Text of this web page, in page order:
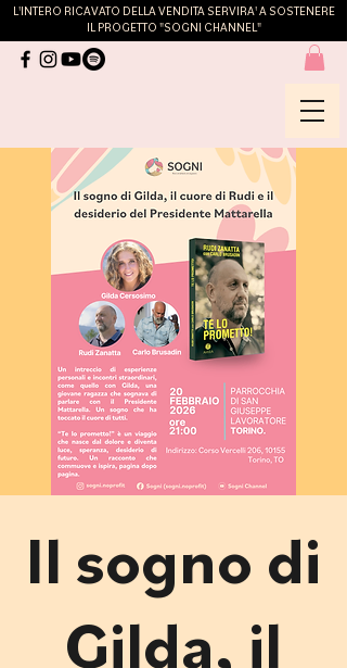
L'INTERO RICAVATO DELLA VENDITA SERVIRA' A SOSTENERE
IL PROGETTO "SOGNI CHANNEL"
Il sogno di
Gilda, il